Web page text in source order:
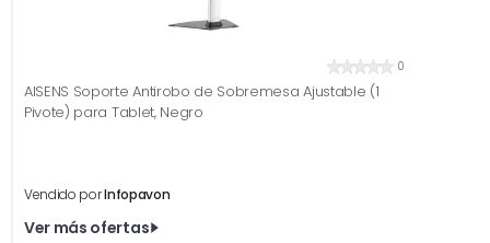
0
AISENS Soporte Antirobo de Sobremesa Ajustable (1
Pivote) para Tablet, Negro
Vendido porInfopavon
Ver más ofertas